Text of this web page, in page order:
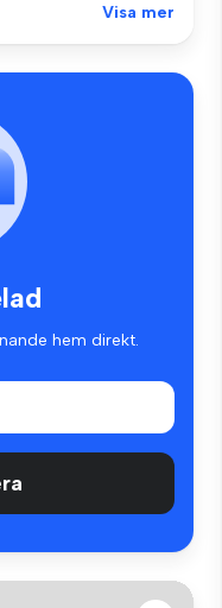
Visa mer
hem direkt.